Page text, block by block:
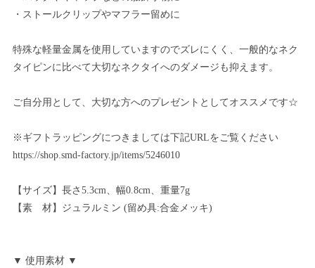
・ストールクリップやマフラー留めに
特殊な軽量金属を使用していますのでズレにくく、一般的なネク
タイピンに比べて大切なネクタイへのダメージも抑えます。
ご自分用として、大切な方へのプレゼントとしてオススメです☆
※ギフトラッピングにつきましては下記URLをご覧ください
https://shop.smd-factory.jp/items/5246010
【サイズ】長さ5.3cm、幅0.8cm、重量7g
【素 材】ジュラルミン (留め具:合金メッキ)
▼ 使用素材 ▼